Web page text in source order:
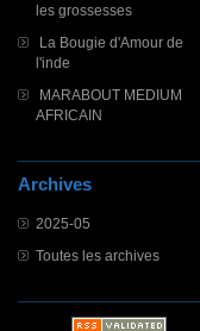
les grossesses
La Bougie d'Amour de
l'inde
MARABOUT MEDIUM
AFRICAIN
Archives
2025-05
Toutes les archives